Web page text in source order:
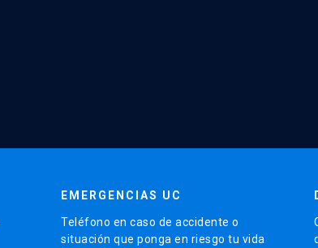
EMERGENCIAS UC
Teléfono en caso de accidente o
situación que ponga en riesgo tu vida